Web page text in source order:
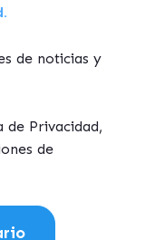
de noticias y
Privacidad,
de